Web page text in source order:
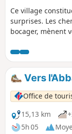
Ce village
surprises. Les
bocager, mènent
Vers
Office de
15,13 km
5h 05